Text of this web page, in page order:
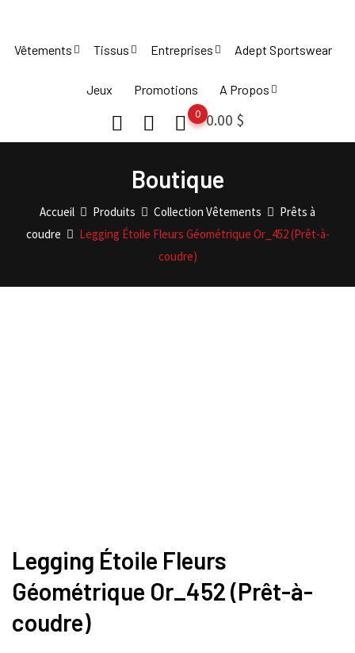
content
Vêtements Tissus Entreprises Adept Sportswear
Jeux Promotions A Propos
0.00 $
0
Boutique
Accueil Produits Collection Vêtements
Prêts à
coudre
Legging Étoile Fleurs Géométrique Or_452 (Prêt-à-
coudre)
Legging Étoile Fleurs
Géométrique Or_452 (Prêt-à-
coudre)